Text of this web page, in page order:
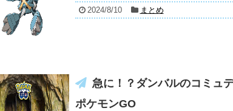
2024/8/10 まとめ
急に！？ダンバルのコミュ
ポケモンGO